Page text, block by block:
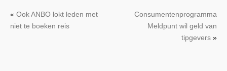
« Ook ANBO lokt leden met
niet te boeken reis
Consumentenprogramma
Meldpunt wil geld van
tipgevers »